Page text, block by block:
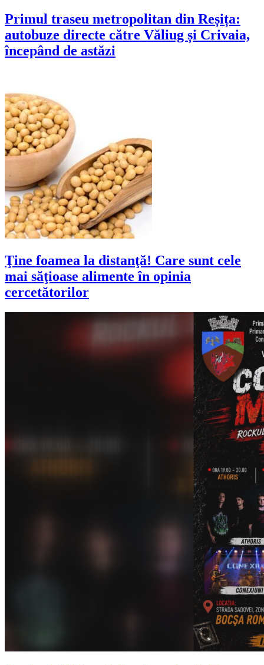
Primul traseu metropolitan din Reșița:
autobuze directe către Văliug și Crivaia,
începând de astăzi
Ţine foamea la distanţă! Care sunt cele
mai săţioase alimente în opinia
cercetătorilor